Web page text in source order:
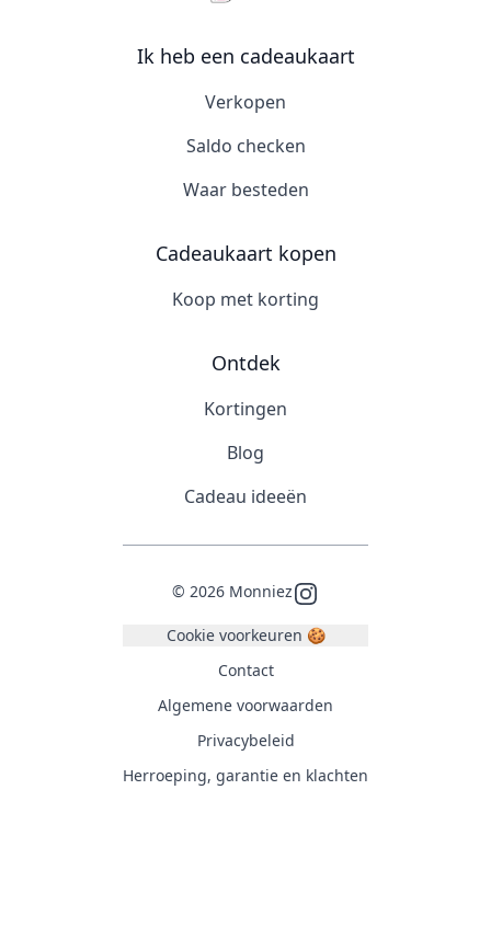
Ik heb een cadeaukaart
Verkopen
Saldo checken
Waar besteden
Cadeaukaart kopen
Koop met korting
Ontdek
Kortingen
Blog
Cadeau ideeën
© 2026 MonniezInstagram
Cookie voorkeuren 🍪
Contact
Algemene voorwaarden
Privacybeleid
Herroeping, garantie en klachten